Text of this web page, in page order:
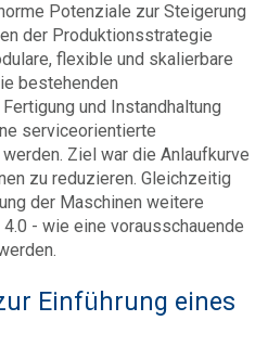
Potenziale zur Steigerung
der Produktionsstrategie
flexible und skalierbare
bestehenden
und Instandhaltung
serviceorientierte
Ziel war die Anlaufkurve
zu reduzieren. Gleichzeitig
der Maschinen weitere
- wie eine vorausschauende
Einführung eines